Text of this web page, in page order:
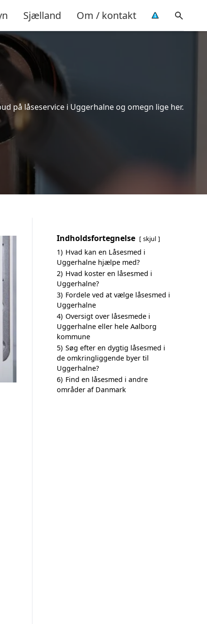
Sjælland Om / kontakt
på låseservice i Uggerhalne og omegn lige her.
Indholdsfortegnelse skjul
1) Hvad kan en Låsesmed i
Uggerhalne hjælpe med?
2) Hvad koster en låsesmed i
Uggerhalne?
3) Fordele ved at vælge låsesmed i
Uggerhalne
4) Oversigt over låsesmede i
Uggerhalne eller hele Aalborg
kommune
5) Søg efter en dygtig låsesmed i
de omkringliggende byer til
Uggerhalne?
6) Find en låsesmed i andre
områder af Danmark